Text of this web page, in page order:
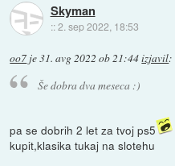
Skyman
::2. sep 2022, 18:53
oo7 je31. avg 2022 ob 21:44izjavil:
Še dobra dva meseca :)
pa se dobrih 2 let za tvoj ps5
kupit,klasika tukaj na slotehu